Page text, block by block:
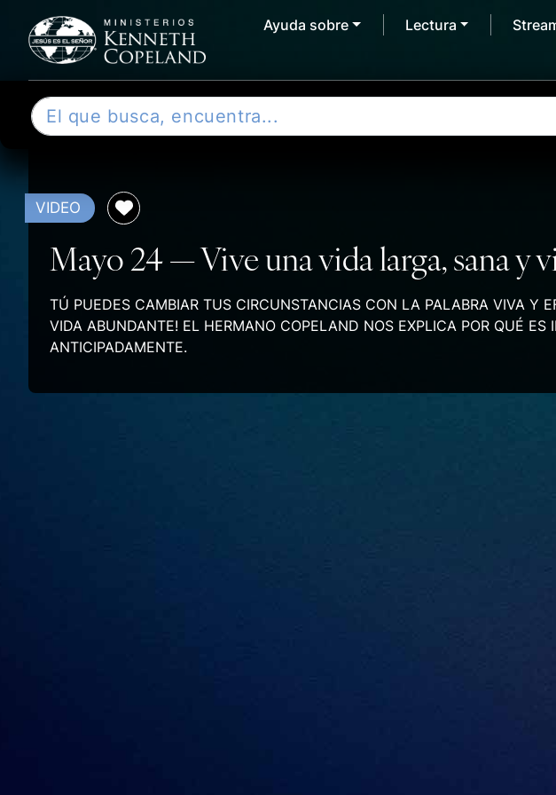
Skip to content
Ayuda sobre Lectura
B
u
a
VIDEO
Mayo 24 — Vive una vida larga, sana y
TÚ PUEDES CAMBIAR TUS CIRCUNSTANCIAS CON LA PALABRA VIVA Y
VIDA ABUNDANTE! EL HERMANO COPELAND NOS EXPLICA POR QUÉ ES
ANTICIPADAMENTE.